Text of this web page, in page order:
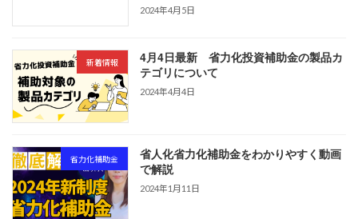
2024年4月5日
新着情報
4月4日最新 省力化投資補助金の製品カ
テゴリについて
2024年4月4日
省力化補助金
省人化省力化補助金をわかりやすく動画
で解説
2024年1月11日